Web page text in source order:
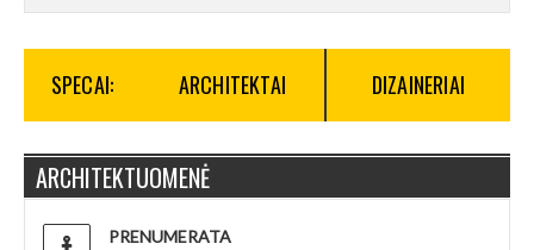
SPECAI: ARCHITEKTAI DIZAINERIAI
ARCHITEKTUOMENĖ
PRENUMERATA